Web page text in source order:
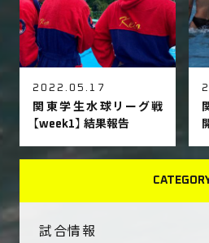
2022.05.17
関東学生水球リーグ戦
【week1】 結果報告
試合情報